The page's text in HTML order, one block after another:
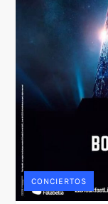
CONCIERTOS